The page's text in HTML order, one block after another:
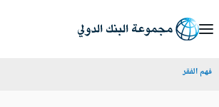
الفقر